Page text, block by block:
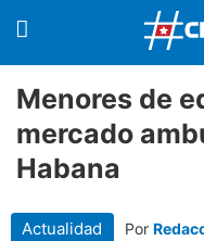
Menores de
mercado
Habana
Actualidad Por